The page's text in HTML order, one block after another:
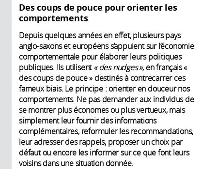
Des coups de pouce pour orienter les
comportements
Depuis quelques années en effet, plusieurs pays
anglo-saxons et européens s’appuient sur l’économie
comportementale pour élaborer leurs politiques
publiques. Ils utilisent« des nudges »,en français «
des coups de pouce » destinés à contrecarrer ces
fameux biais. Le principe : orienter en douceur nos
comportements. Ne pas demander aux individus de
se montrer plus économes ou plus vertueux, mais
simplement leur fournir des informations
complémentaires, reformuler les recommandations,
leur adresser des rappels, proposer un choix par
défaut ou encore les informer sur ce que font leurs
voisins dans une situation donnée.